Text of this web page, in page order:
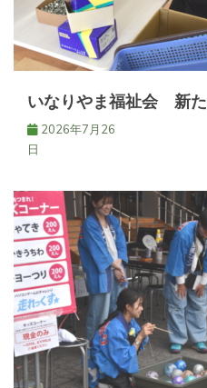
いなりやま福祉会 新
2026年7月26
日